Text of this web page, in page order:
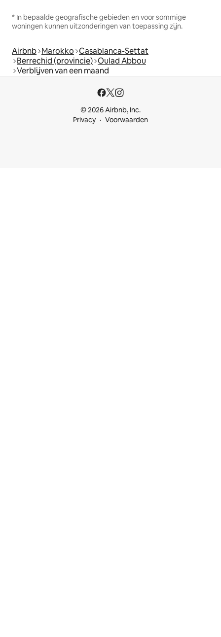
* In bepaalde geografische gebieden en voor sommige
woningen kunnen uitzonderingen van toepassing zijn.
Airbnb Marokko Casablanca-Settat
Berrechid (provincie) Oulad Abbou
Verblijven van een maand
© 2026 Airbnb, Inc.
Privacy
Voorwaarden